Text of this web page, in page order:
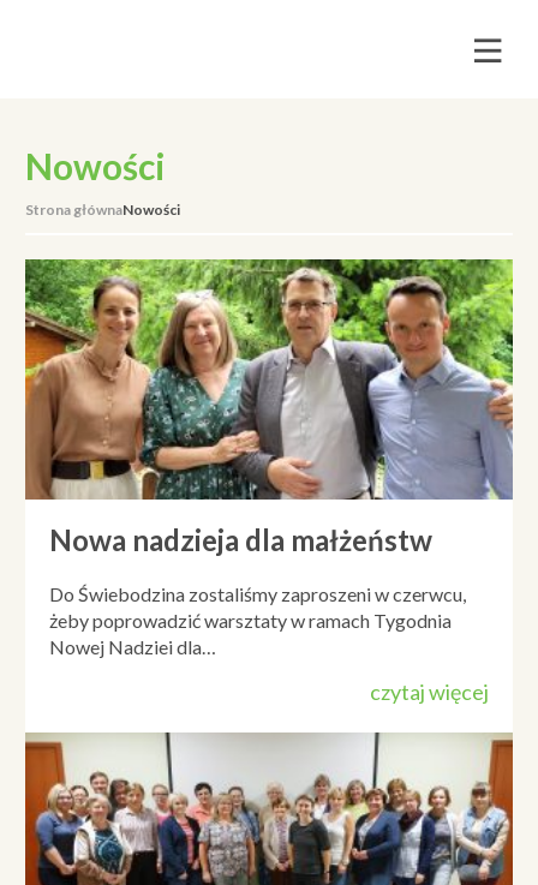
Nowości
Strona głównaNowości
Nowa nadzieja dla małżeństw
Do Świebodzina zostaliśmy zaproszeni w czerwcu,
żeby poprowadzić warsztaty w ramach Tygodnia
Nowej Nadziei dla…
czytaj więcej